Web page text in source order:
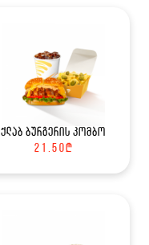
ქლაბ ბურგერის კომბო
21.50₾